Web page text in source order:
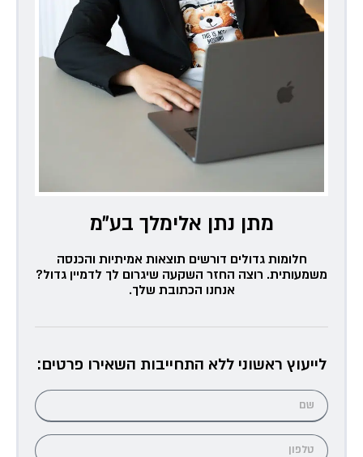
מתן נתן אלימלך בע״מ
חלומות גדולים דורשים תוצאות אמיתיות והכנסה
משמעותית. רוצה החזר השקעה שיגרום לך לדמיין גדול?
אנחנו הכתובת שלך.
לייעוץ ראשוני ללא התחייבות השאירו פרטים: